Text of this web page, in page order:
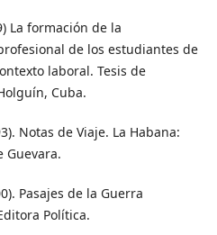
La formación de la
de los estudiantes de
laboral. Tesis de
Cuba.
Notas de Viaje. La Habana:
Guevara.
Pasajes de la Guerra
Política.